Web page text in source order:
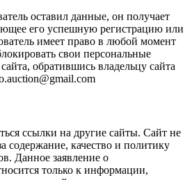
оставил данные, он получает
его успешную регистрацию или
имеет право в любой момент
свои персональные
обратившись владельцу сайта
ссылки на другие сайты. Сайт не
содержание, качество и политику
Данное заявление о
только к информации,